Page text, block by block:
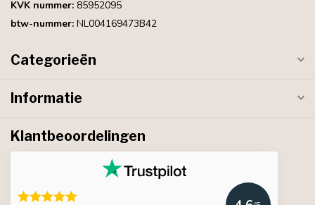
KVK nummer: 85952095
btw-nummer: NL004169473B42
Categorieën
Informatie
Klantbeoordelingen